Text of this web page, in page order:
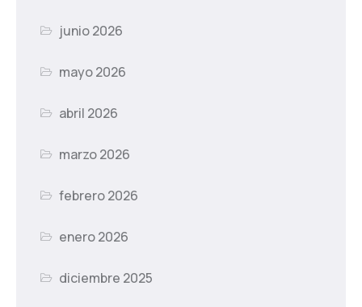
junio 2026
mayo 2026
abril 2026
marzo 2026
febrero 2026
enero 2026
diciembre 2025